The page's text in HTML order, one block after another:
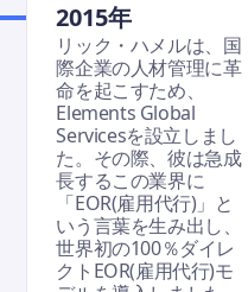
2015年
リック・ハメルは、国
際企業の人材管理に革
命を起こすため、
Elements Global
Servicesを設立しまし
た。その際、彼は急成
長するこの業界に
「EOR(雇用代行)」と
いう言葉を生み出し、
世界初の100％ダイレ
クトEOR(雇用代行)モ